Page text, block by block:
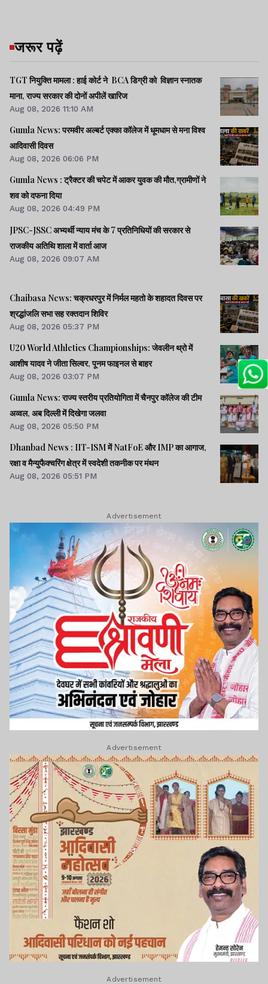
जरूर पढ़ें
TGT नियुक्ति मामला : हाई कोर्ट ने BCA डिग्री को विज्ञान स्नातक
माना, राज्य सरकार की दोनों अपीलें खारिज
Aug 08, 2026 11:10 AM
Gumla News: परमवीर अल्बर्ट एक्का कॉलेज में धूमधाम से मना विश्व
आदिवासी दिवस
Aug 08, 2026 06:06 PM
Gumla News : ट्रैक्टर की चपेट में आकर युवक की मौत,ग्रामीणों ने
शव को दफना दिया
Aug 08, 2026 04:49 PM
JPSC-JSSC अभ्यर्थी न्याय मंच के 7 प्रतिनिधियों की सरकार से
राजकीय अतिथि शाला में वार्ता आज
Aug 08, 2026 09:07 AM
Chaibasa News: चक्रधरपुर में निर्मल महतो के शहादत दिवस पर
श्रद्धांजलि सभा सह रक्तदान शिविर
Aug 08, 2026 05:37 PM
U20 World Athletics Championships: जेवलीन थ्रो में
आशीष यादव ने जीता सिल्वर, पूनम फाइनल से बाहर
Aug 08, 2026 03:07 PM
Gumla News: राज्य स्तरीय प्रतियोगिता में चैनपुर कॉलेज की टीम
अव्वल, अब दिल्ली में दिखेगा जलवा
Aug 08, 2026 05:50 PM
Dhanbad News : IIT-ISM में NatFoE और IMP का आगाज,
रक्षा व मैन्युफैक्चरिंग क्षेत्र में स्वदेशी तकनीक पर मंथन
Aug 08, 2026 05:51 PM
Advertisement
Advertisement
Advertisement